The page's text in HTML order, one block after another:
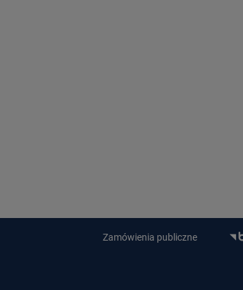
Zamówienia publiczne